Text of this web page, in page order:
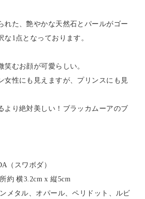
れた、艶やかな天然石とパールがゴー
な1点となっております。
笑むお顔が可愛らしい。
女性にも見えますが、プリンスにも見
より絶対美しい！ブラッカムーアのブ
（スワボダ）
約 横3.2cm x 縦5cm
メタル、オパール、ペリドット、ルビ